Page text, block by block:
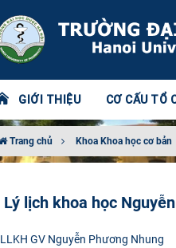
GIỚI THIỆU CƠ CẤU TỔ
Trang chủ Khoa Khoa học cơ bản
Lý lịch khoa học
LLKH GV Nguyễn Phương Nhung